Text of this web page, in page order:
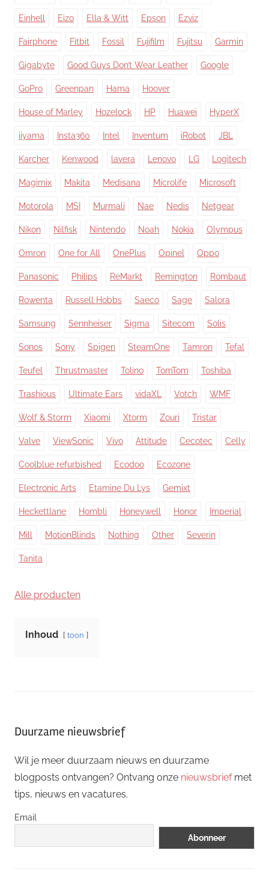
Einhell Eizo Ella & Witt Epson Ezviz
Fairphone Fitbit Fossil Fujifilm Fujitsu Garmin
Gigabyte Good Guys Don’t Wear Leather Google
GoPro Greenpan Hama Hoover
House of Marley Hozelock HP Huawei HyperX
iiyama Insta360 Intel Inventum iRobot JBL
Karcher Kenwood lavera Lenovo LG Logitech
Magimix Makita Medisana Microlife Microsoft
Motorola MSI Murmali Nae Nedis Netgear
Nikon Nilfisk Nintendo Noah Nokia Olympus
Omron One for All OnePlus Opinel Oppo
Panasonic Philips ReMarkt Remington Rombaut
Rowenta Russell Hobbs Saeco Sage Salora
Samsung Sennheiser Sigma Sitecom Solis
Sonos Sony Spigen SteamOne Tamron Tefal
Teufel Thrustmaster Tolino TomTom Toshiba
Trashious Ultimate Ears vidaXL Votch WMF
Wolf & Storm Xiaomi Xtorm Zouri Tristar
Valve ViewSonic Vivo Attitude Cecotec Celly
Coolblue refurbished Ecodoo Ecozone
Electronic Arts Etamine Du Lys Gemixt
Heckettlane Hombli Honeywell Honor Imperial
Mill MotionBlinds Nothing Other Severin
Tanita
Alle producten
Inhoud toon
Duurzame nieuwsbrief
Wil je meer duurzaam nieuws en duurzame
blogposts ontvangen? Ontvang onze nieuwsbriefmet
tips, nieuws en vacatures.
Email